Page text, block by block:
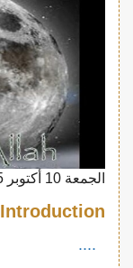
الجمعة 10 أكتوبر 2025
Introduction (المقدمة)
....